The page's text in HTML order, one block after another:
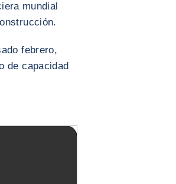
mundial
febrero,
de capacidad